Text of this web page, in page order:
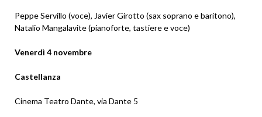
Peppe Servillo (voce), Javier Girotto (sax soprano e baritono),
Natalio Mangalavite (pianoforte, tastiere e voce)
Venerdì 4 novembre
Castellanza
Cinema Teatro Dante, via Dante 5